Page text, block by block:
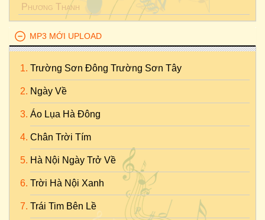
Phương Thanh
MP3 MỚI UPLOAD
Trường Sơn Đông Trường Sơn Tây
Ngày Về
Áo Lụa Hà Đông
Chân Trời Tím
Hà Nội Ngày Trở Về
Trời Hà Nội Xanh
Trái Tim Bên Lề